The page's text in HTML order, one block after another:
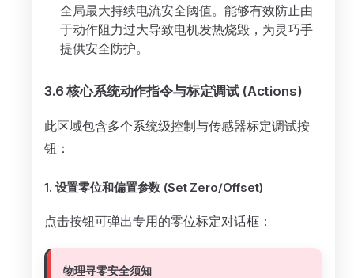
全局最大持续电流安全阈值。能够有效防止由
于动作阻力过大导致电机发热烧毁，为灵巧手
提供安全防护。
3.6 核心系统动作指令与标定调试 (Actions)
此区域包含多个系统级控制与传感器标定调试按
钮：
1. 设置零位和偏置参数 (Set Zero/Offset)
点击按钮可弹出专用的零位标定对话框：
物理寻零安全须知